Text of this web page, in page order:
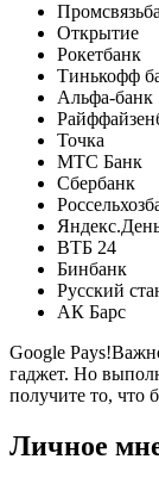
Открытие
Рокетбанк
Тинькофф
Альфа-банк
Точка
МТС Банк
Сбербанк
ВТБ 24
Бинбанк
Русский
АК Барс
Google
гаджет. Но
получите то, что
Личное